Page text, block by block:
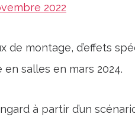
2022
de montage, d’effets
en salles en mars 2024.
à partir d’un